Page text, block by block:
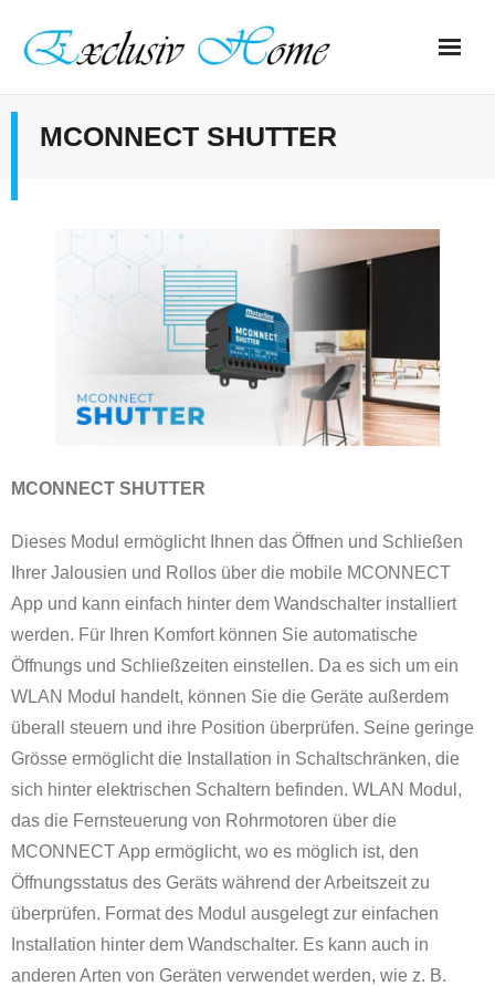
MCONNECT SHUTTER
MCONNECT SHUTTER
Dieses Modul ermöglicht Ihnen das Öffnen und Schließen
Ihrer Jalousien und Rollos über die mobile MCONNECT
App und kann einfach hinter dem Wandschalter installiert
werden. Für Ihren Komfort können Sie automatische
Öffnungs und Schließzeiten einstellen. Da es sich um ein
WLAN Modul handelt, können Sie die Geräte außerdem
überall steuern und ihre Position überprüfen. Seine geringe
Grösse ermöglicht die Installation in Schaltschränken, die
sich hinter elektrischen Schaltern befinden. WLAN Modul,
das die Fernsteuerung von Rohrmotoren über die
MCONNECT App ermöglicht, wo es möglich ist, den
Öffnungsstatus des Geräts während der Arbeitszeit zu
überprüfen. Format des Modul ausgelegt zur einfachen
Installation hinter dem Wandschalter. Es kann auch in
anderen Arten von Geräten verwendet werden, wie z. B.